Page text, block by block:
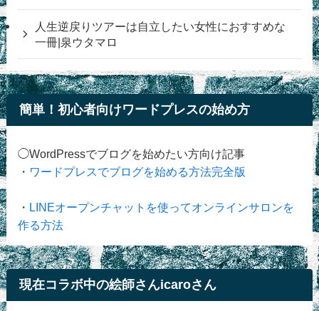
人生逆戻りツアーは自立したい女性におすすめな
一冊|泉ウタマロ
簡単！初心者向けワードプレスの始め方
◯WordPressでブログを始めたい方向け記事
・ ワードプレスでブログを始める方法完全版
・ LINEオープンチャットを使ってオンラインサロンを
作る方法
現在コラボ中の絵師さんicaroさん